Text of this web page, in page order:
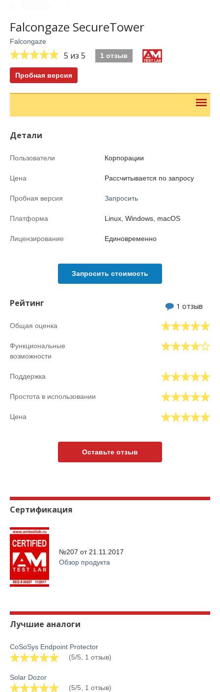
Falcongaze SecureTower
Falcongaze
5 из 5 1 отзыв
Пробная версия
Детали
Пользователи Корпорации
Цена Рассчитывается по запросу
Пробная версия Запросить
Платформа Linux, Windows, macOS
Лицензирование Единовременно
Запросить стоимость
Рейтинг 1 отзыв
Общая оценка
Функциональные
возможности
Поддержка
Простота в использовании
Цена
Оставьте отзыв
Сертификация
№207 от 21.11.2017
Обзор продукта
Лучшие аналоги
CoSoSys Endpoint Protector
(5/5, 1 отзыв)
Solar Dozor
(5/5, 1 отзыв)